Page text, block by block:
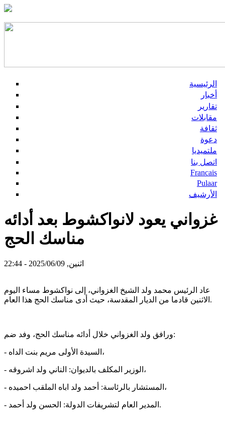
الرئيسية
أخبار
تقارير
مقابلات
ثقافة
دعوة
ملتميديا
اتصل بنا
Francais
Pulaar
الأرشيف
غزواني يعود لانواكشوط بعد أدائه
مناسك الحج
اثنين, 2025/06/09 - 22:44
عاد الرئيس محمد ولد الشيخ الغزواني، إلى نواكشوط مساء اليوم
الاثنين قادما من الديار المقدسة، حيث أدى مناسك الحج هذا العام.
ورافق ولد الغزواني خلال أدائه مناسك الحج، وفد ضم:
- السيدة الأولى مريم بنت الداه،
- الوزير المكلف بالديوان: الناني ولد اشروقه،
- المستشار بالرئاسة: أحمد ولد اباه الملقب احميده،
- المدير العام لتشريفات الدولة: الحسن ولد أحمد.